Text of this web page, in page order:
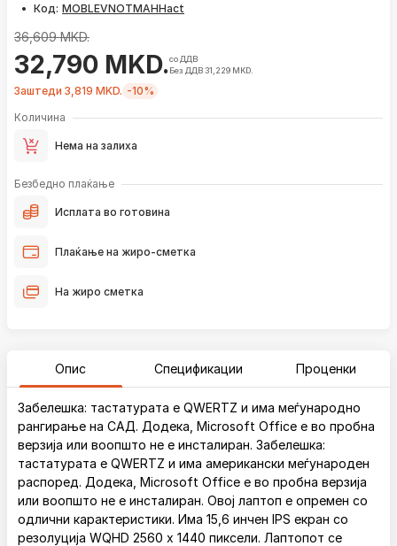
• Код:
36,609 MKD.
32,790 MKD.со ДДВ
Без ДДВ 31,229 MKD.
Заштеди 3,819 MKD. -10%
Количина
Нема на залиха
Безбедно плаќање
Исплата во готовина
Плаќање на жиро-сметка
На жиро сметка
Опис Спецификации Проценки
Забелешка: тастатурата е QWERTZ и има меѓународно
рангирање на САД. Додека, Microsoft Office е во пробна
верзија или воопшто не е инсталиран. Забелешка:
тастатурата е QWERTZ и има американски меѓународен
распоред. Додека, Microsoft Office е во пробна верзија
или воопшто не е инсталиран. Овој лаптоп е опремен со
одлични карактеристики. Има 15,6 инчен IPS екран со
резолуција WQHD 2560 x 1440 пиксели. Лаптопот се